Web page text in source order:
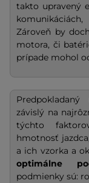
takto upravený
Zároveň by
motora, či
prípade mohol
Predpokladaný
závislý na
týchto
hmotnosť
a ich vzorka a
optimálne
podmienky sú: